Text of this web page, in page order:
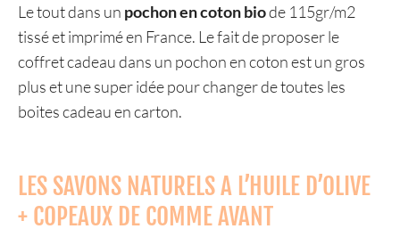
Le tout dans un pochon en coton biode 115gr/m2
tissé et imprimé en France. Le fait de proposer le
coffret cadeau dans un pochon en coton est un gros
plus et une super idée pour changer de toutes les
boites cadeau en carton.
LES SAVONS NATURELS A L’HUILE D’OLIVE
+ COPEAUX DE COMME AVANT